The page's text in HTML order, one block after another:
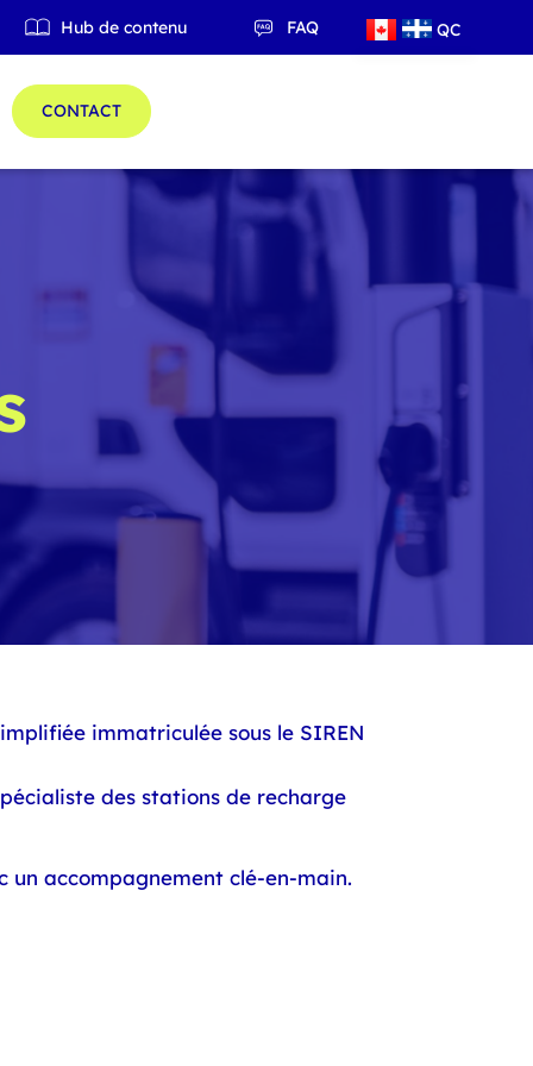
Hub de contenu FAQ QC
ES
CONTACT
immatriculée sous le SIREN
des stations de recharge
un accompagnement clé-en-main.